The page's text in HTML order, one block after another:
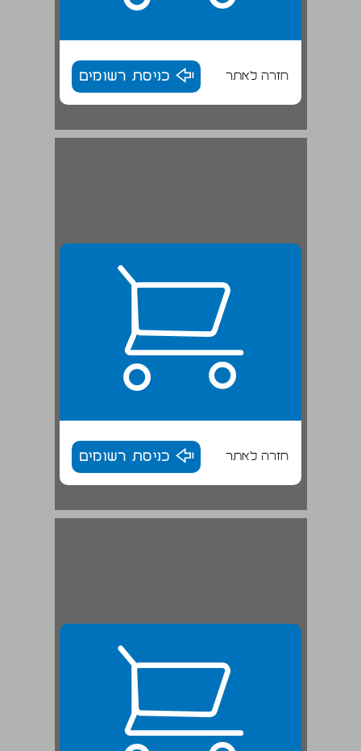
חזרה לאתר כניסת רשומים
חזרה לאתר כניסת רשומים
ב. הגותו של בובר כיצירה מיסטית ... 21